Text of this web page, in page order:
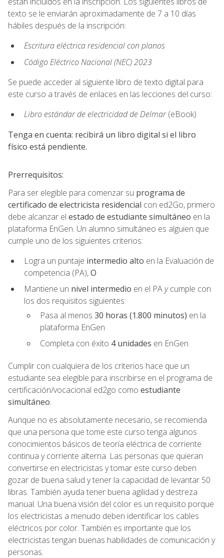
texto se le enviarán aproximadamente de 7 a 10 días
hábiles después de la inscripción:
Escritura eléctrica residencial con planos
Código Eléctrico Nacional (NEC) 2023
Se puede acceder al siguiente libro de texto digital para
este curso a través de enlaces en las lecciones del curso:
Libro estándar de electricidad de Delmar(eBook)
Tenga en cuenta: recibirá un libro digital si el libro
físico está pendiente.
Prerrequisitos:
Para ser elegible para comenzar su programa de
certificado de electricista residencial con ed2Go, primero
debe alcanzar el estado de estudiante simultáneo en la
plataforma EnGen. Un alumno simultáneo es alguien que
cumple uno de los siguientes criterios:
Logra un puntaje intermedio alto en la Evaluación de
competencia (PA),O
Mantiene un nivel intermedio en el PAycumple con
los dos requisitos siguientes:
Pasa al menos 30 horas (1.800 minutos) en la
plataforma EnGen
Completa con éxito 4 unidades en EnGen
Cumplir con cualquiera de los criterios hace que un
estudiante sea elegible para inscribirse en el programa de
certificación/vocacional ed2go como estudiante
simultáneo.
Aunque no es absolutamente necesario, se recomienda
que una persona que tome este curso tenga algunos
conocimientos básicos de teoría eléctrica de corriente
continua y corriente alterna. Las personas que quieran
convertirse en electricistas y tomar este curso deben
gozar de buena salud y tener la capacidad de levantar 50
libras. También ayuda tener buena agilidad y destreza
manual. Una buena visión del color es un requisito porque
los electricistas a menudo deben identificar los cables
eléctricos por color. También es importante que los
electricistas tengan buenas habilidades de comunicación y
personas.